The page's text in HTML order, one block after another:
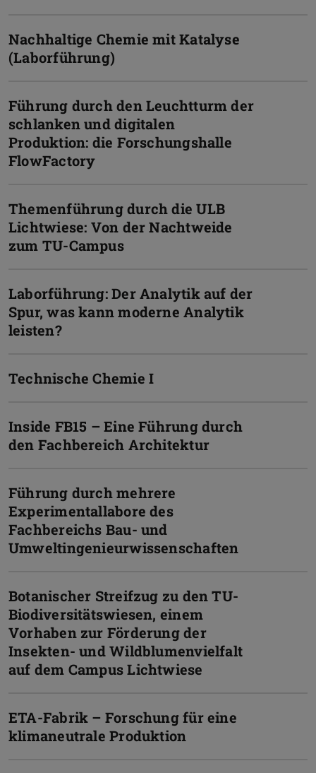
Nachhaltige Chemie mit Katalyse
(Laborführung)
Führung durch den Leuchtturm der
schlanken und digitalen
Produktion: die Forschungshalle
FlowFactory
Themenführung durch die ULB
Lichtwiese: Von der Nachtweide
zum TU-Campus
Laborführung: Der Analytik auf der
Spur, was kann moderne Analytik
leisten?
Technische Chemie I
Inside FB15 – Eine Führung durch
den Fachbereich Architektur
Führung durch mehrere
Experimentallabore des
Fachbereichs Bau- und
Umweltingenieurwissenschaften
Botanischer Streifzug zu den TU-
Biodiversitätswiesen, einem
Vorhaben zur Förderung der
Insekten- und Wildblumenvielfalt
auf dem Campus Lichtwiese
ETA-Fabrik – Forschung für eine
klimaneutrale Produktion